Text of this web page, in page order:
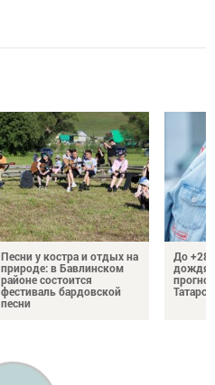
Песни у костра и отдых на
природе: в Бавлинском
районе состоится
фестиваль бардовской
песни
До +28